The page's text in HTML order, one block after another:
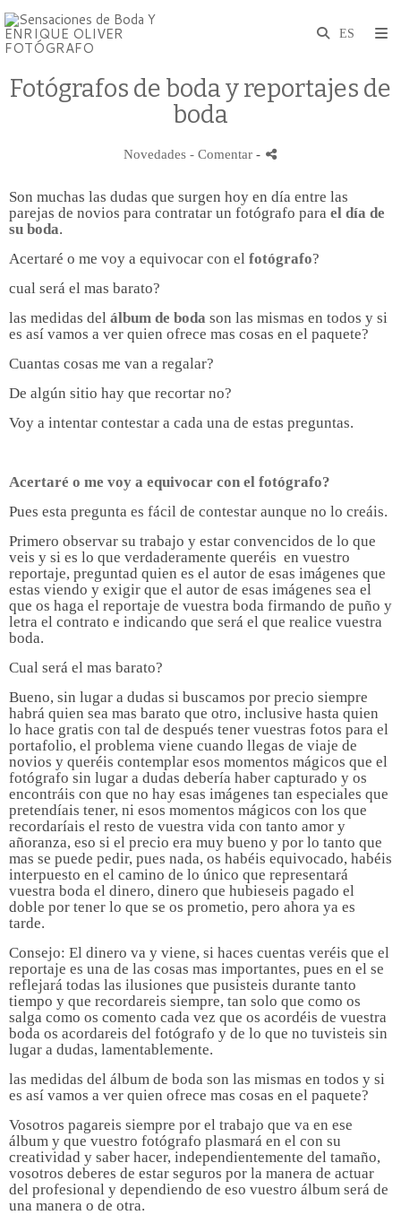
Fotógrafos de boda y reportajes de
boda
Novedades - Comentar -
Son muchas las dudas que surgen hoy en día entre las
parejas de novios para contratar un fotógrafo para el día de
su boda.
Acertaré o me voy a equivocar con el fotógrafo?
cual será el mas barato?
las medidas del álbum de boda son las mismas en todos y si
es así vamos a ver quien ofrece mas cosas en el paquete?
Cuantas cosas me van a regalar?
De algún sitio hay que recortar no?
Voy a intentar contestar a cada una de estas preguntas.
Acertaré o me voy a equivocar con el fotógrafo?
Pues esta pregunta es fácil de contestar aunque no lo creáis.
Primero observar su trabajo y estar convencidos de lo que
veis y si es lo que verdaderamente queréis en vuestro
reportaje, preguntad quien es el autor de esas imágenes que
estas viendo y exigir que el autor de esas imágenes sea el
que os haga el reportaje de vuestra boda firmando de puño y
letra el contrato e indicando que será el que realice vuestra
boda.
Cual será el mas barato?
Bueno, sin lugar a dudas si buscamos por precio siempre
habrá quien sea mas barato que otro, inclusive hasta quien
lo hace gratis con tal de después tener vuestras fotos para el
portafolio, el problema viene cuando llegas de viaje de
novios y queréis contemplar esos momentos mágicos que el
fotógrafo sin lugar a dudas debería haber capturado y os
encontráis con que no hay esas imágenes tan especiales que
pretendíais tener, ni esos momentos mágicos con los que
recordaríais el resto de vuestra vida con tanto amor y
añoranza, eso si el precio era muy bueno y por lo tanto que
mas se puede pedir, pues nada, os habéis equivocado, habéis
interpuesto en el camino de lo único que representará
vuestra boda el dinero, dinero que hubieseis pagado el
doble por tener lo que se os prometio, pero ahora ya es
tarde.
Consejo: El dinero va y viene, si haces cuentas veréis que el
reportaje es una de las cosas mas importantes, pues en el se
reflejará todas las ilusiones que pusisteis durante tanto
tiempo y que recordareis siempre, tan solo que como os
salga como os comento cada vez que os acordéis de vuestra
boda os acordareis del fotógrafo y de lo que no tuvisteis sin
lugar a dudas, lamentablemente.
las medidas del álbum de boda son las mismas en todos y si
es así vamos a ver quien ofrece mas cosas en el paquete?
Vosotros pagareis siempre por el trabajo que va en ese
álbum y que vuestro fotógrafo plasmará en el con su
creatividad y saber hacer, independientemente del tamaño,
vosotros deberes de estar seguros por la manera de actuar
del profesional y dependiendo de eso vuestro álbum será de
una manera o de otra.